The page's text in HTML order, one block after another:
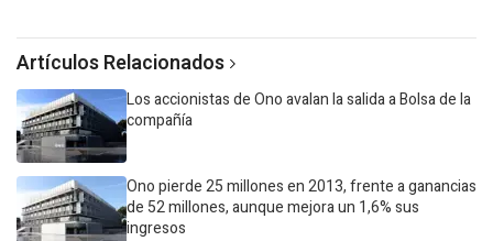
Artículos Relacionados
Los accionistas de Ono avalan la salida a Bolsa de la
compañía
Ono pierde 25 millones en 2013, frente a ganancias
de 52 millones, aunque mejora un 1,6% sus
ingresos